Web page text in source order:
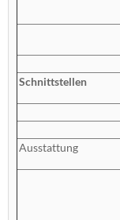
Schnittstellen
Ausstattung